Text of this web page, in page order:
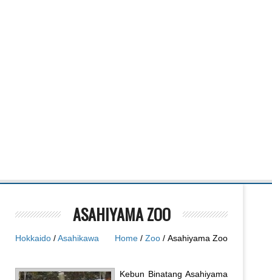
ASAHIYAMA ZOO
Hokkaido /Asahikawa Home / Zoo / Asahiyama Zoo
Kebun Binatang Asahiyama